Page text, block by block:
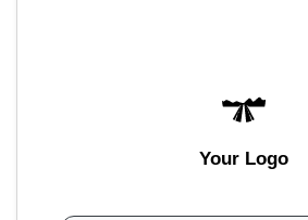
Your Logo